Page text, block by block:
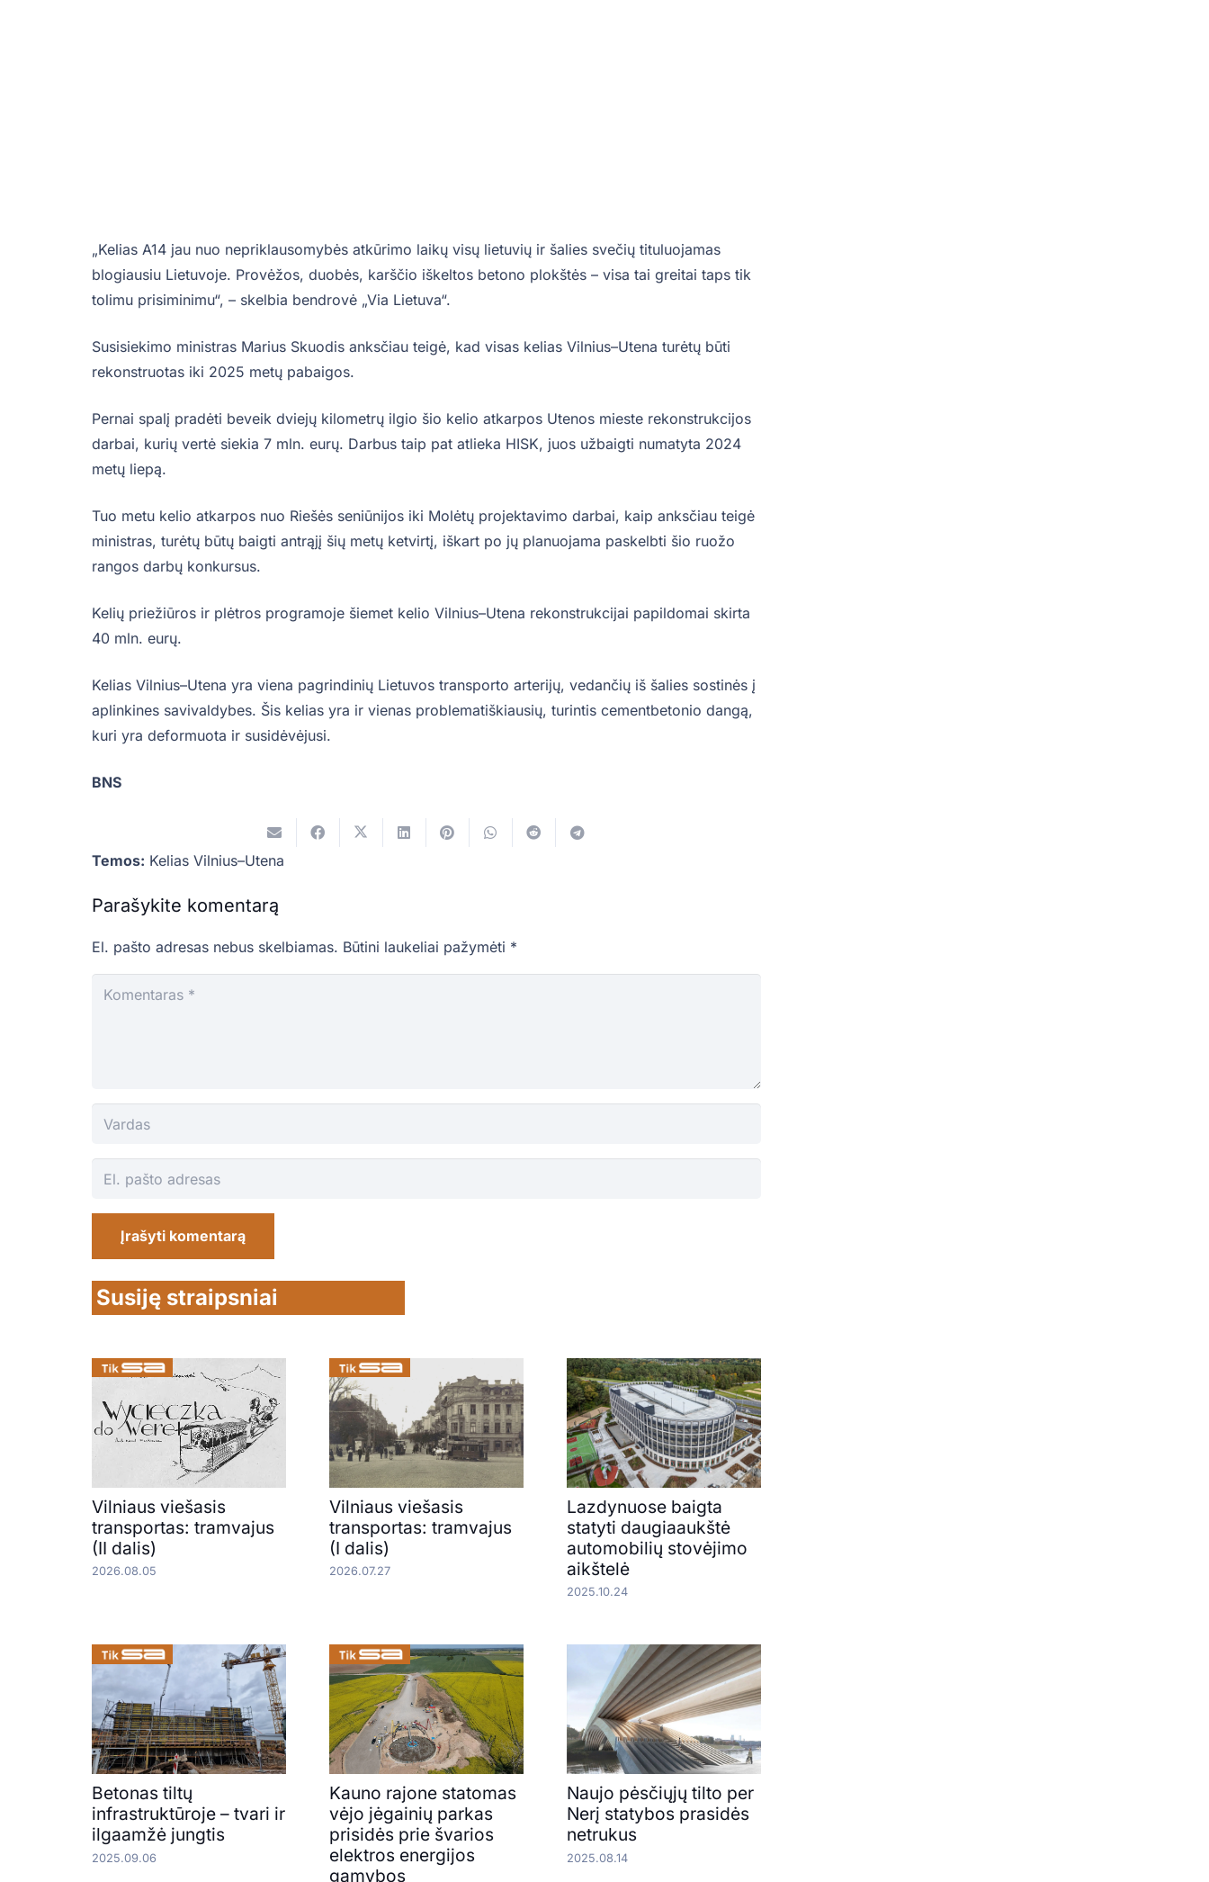
„Kelias A14 jau nuo nepriklausomybės atkūrimo laikų visų lietuvių ir šalies svečių tituluojamas
blogiausiu Lietuvoje. Provėžos, duobės, karščio iškeltos betono plokštės – visa tai greitai taps tik
tolimu prisiminimu“, – skelbia bendrovė „Via Lietuva“.
Susisiekimo ministras Marius Skuodis anksčiau teigė, kad visas kelias Vilnius–Utena turėtų būti
rekonstruotas iki 2025 metų pabaigos.
Pernai spalį pradėti beveik dviejų kilometrų ilgio šio kelio atkarpos Utenos mieste rekonstrukcijos
darbai, kurių vertė siekia 7 mln. eurų. Darbus taip pat atlieka HISK, juos užbaigti numatyta 2024
metų liepą.
Tuo metu kelio atkarpos nuo Riešės seniūnijos iki Molėtų projektavimo darbai, kaip anksčiau teigė
ministras, turėtų būtų baigti antrąjį šių metų ketvirtį, iškart po jų planuojama paskelbti šio ruožo
rangos darbų konkursus.
Kelių priežiūros ir plėtros programoje šiemet kelio Vilnius–Utena rekonstrukcijai papildomai skirta
40 mln. eurų.
Kelias Vilnius–Utena yra viena pagrindinių Lietuvos transporto arterijų, vedančių iš šalies sostinės į
aplinkines savivaldybes. Šis kelias yra ir vienas problematiškiausių, turintis cementbetonio dangą,
kuri yra deformuota ir susidėvėjusi.
BNS
Temos: Kelias Vilnius–Utena
Parašykite komentarą
El. pašto adresas nebus skelbiamas. Būtini laukeliai pažymėti *
Įrašyti komentarą
Susiję straipsniai
Vilniaus viešasis
transportas: tramvajus
(II dalis)
2026.08.05
Vilniaus viešasis
transportas: tramvajus
(I dalis)
2026.07.27
Lazdynuose baigta
statyti daugiaaukštė
automobilių stovėjimo
aikštelė
2025.10.24
Betonas tiltų
infrastruktūroje – tvari ir
ilgaamžė jungtis
2025.09.06
Kauno rajone statomas
vėjo jėgainių parkas
prisidės prie švarios
elektros energijos
gamybos
Naujo pėsčiųjų tilto per
Nerį statybos prasidės
netrukus
2025.08.14